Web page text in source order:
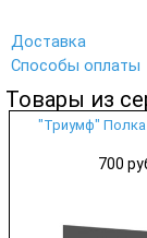
Доставка
Способы оплаты
Товары из
"Триумф" Полка
700